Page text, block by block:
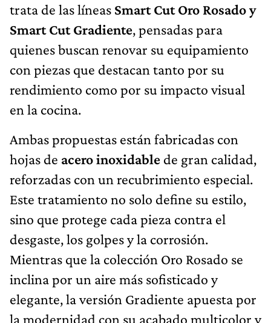
trata de las líneas Smart Cut Oro Rosado y
Smart Cut Gradiente, pensadas para
quienes buscan renovar su equipamiento
con piezas que destacan tanto por su
rendimiento como por su impacto visual
en la cocina.
Ambas propuestas están fabricadas con
hojas de acero inoxidable de gran calidad,
reforzadas con un recubrimiento especial.
Este tratamiento no solo define su estilo,
sino que protege cada pieza contra el
desgaste, los golpes y la corrosión.
Mientras que la colección Oro Rosado se
inclina por un aire más sofisticado y
elegante, la versión Gradiente apuesta por
la modernidad con su acabado multicolor y